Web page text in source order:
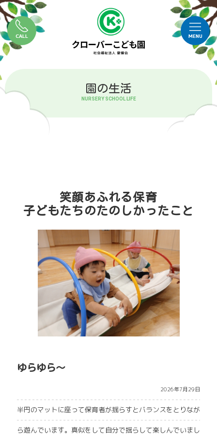
CALL MENU
園の生活
NURSERY SCHOOL LIFE
笑顔あふれる保育
子どもたちのたのしかったこと
ゆらゆら～
2026年7月29日
半円のマットに座って保育者が揺らすとバランスをとりなが
ら遊んでいます。真似をして自分で揺らして楽しんでいまし